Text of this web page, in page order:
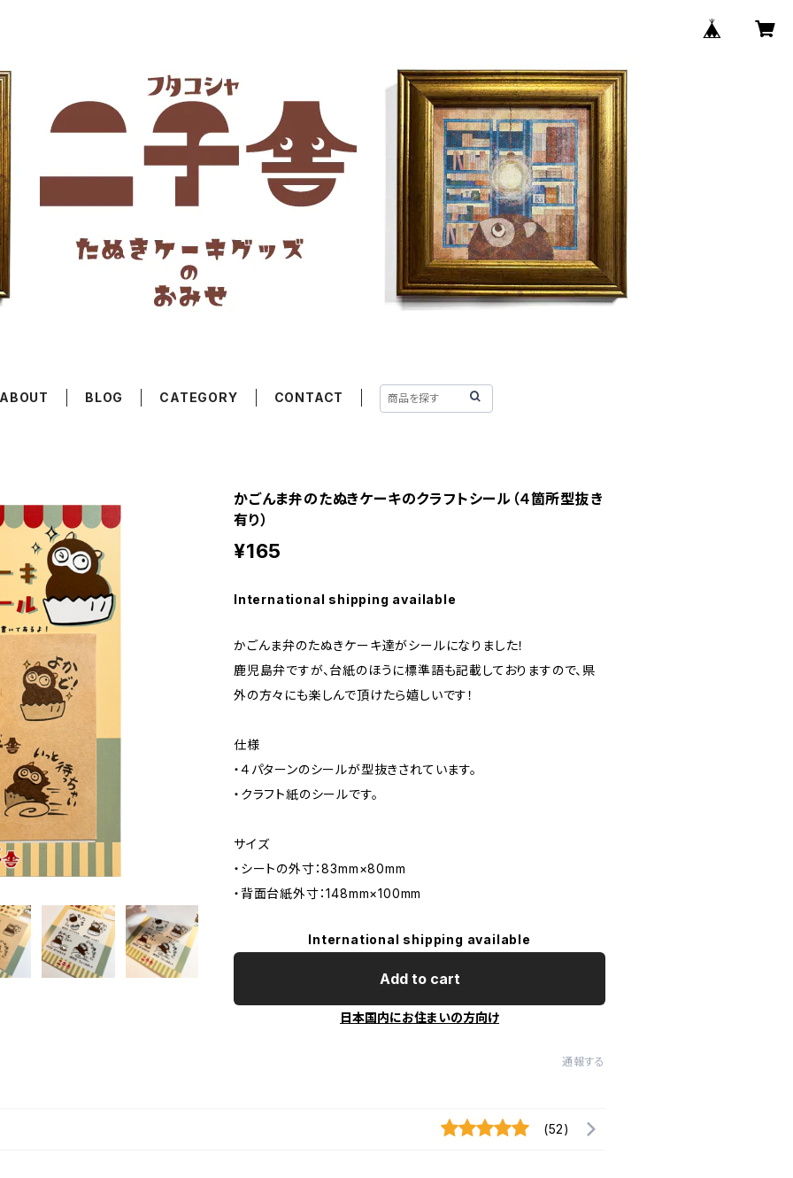
BLOG CATEGORY CONTACT
かごんま弁のたぬきケーキのクラフトシール（４箇所型抜き
有り）
¥165
International shipping available
かごんま弁のたぬきケーキ達がシールになりました！
鹿児島弁ですが、台紙のほうに標準語も記載しておりますので、県
外の方々にも楽しんで頂けたら嬉しいです！
仕様
・４パターンのシールが型抜きされています。
・クラフト紙のシールです。
サイズ
・シートの外寸：83mm×80mm
・背面台紙外寸：148mm×100mm
International shipping available
Add to cart
日本国内にお住まいの方向け
通報する
(52)